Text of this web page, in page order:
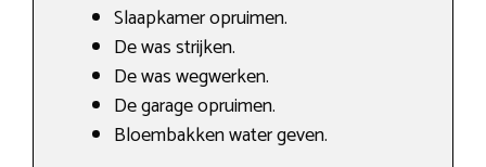
Slaapkamer opruimen.
De was strijken.
De was wegwerken.
De garage opruimen.
Bloembakken water geven.